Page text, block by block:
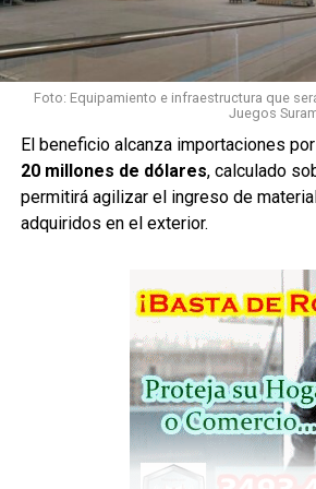
aspecto de la investigación.
Con esta instancia cumplida, la
causa está en condiciones de
Madre e hija, en una
acusación
calificado por el concurso
personas, ensañamiento y alevosía.
Nadia Juárez, está
del mismo hecho.
A pesar de que se trata de una
otra mayor, la Fiscalía sostiene que
Foto: Equipamiento e infraestructura que
Juegos
El beneficio alcanza importaciones
20 millones de dólares, calculado
permitirá agilizar el ingreso de
adquiridos en el exterior.